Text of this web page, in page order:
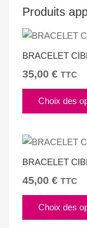
Produits
BRACELET
35,00 € TTC
Choix des
BRACELET
45,00 € TTC
Choix des